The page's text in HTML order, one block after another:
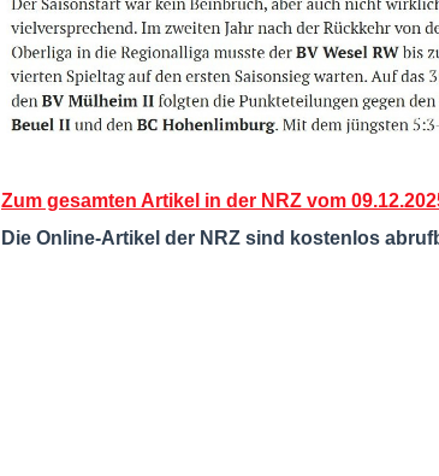
Zum gesamten Artikel in der NRZ vom
Die Online-Artikel der NRZ sind kostenlos